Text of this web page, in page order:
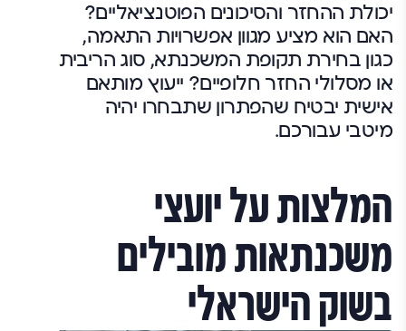
יכולת ההחזר והסיכונים הפוטנציאליים?
האם הוא מציע מגוון אפשרויות התאמה,
כגון בחירת תקופת המשכנתא, סוג הריבית
או מסלולי החזר חלופיים? ייעוץ מותאם
אישית יבטיח שהפתרון שתבחרו יהיה
מיטבי עבורכם.
המלצות על יועצי
משכנתאות מובילים
בשוק הישראלי